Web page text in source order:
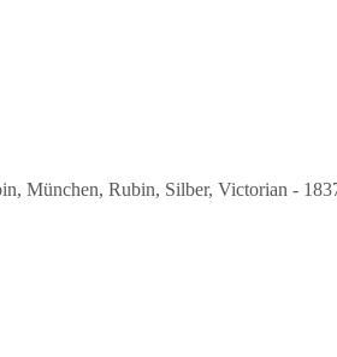
, München, Rubin, Silber, Victorian -